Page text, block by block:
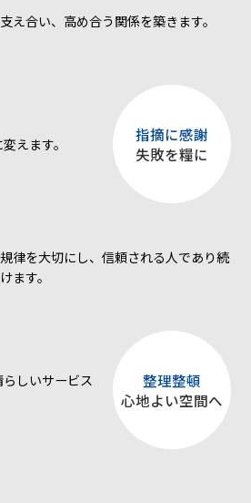
支え合い、高め合う関係を築きます。
指摘に感謝
失敗を糧に
えます。
規律を大切にし、信頼される人であり続
けます。
整理整頓
心地よい空間へ
しいサービス